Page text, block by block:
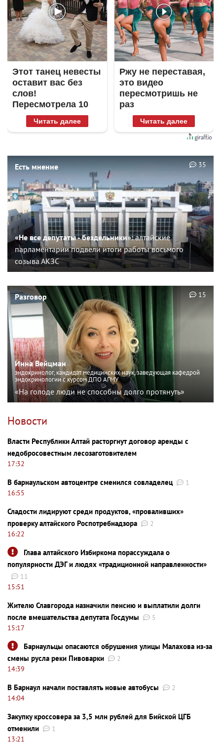
Этот танец невесты
оставит вас без
слов!
Пересмотрела 10
раз
Читать далее
Ржу не переставая,
это видео
пересмотришь не
раз
Читать далее
Есть мнение
«Не все депутаты - бездельники»:алтайские
парламентарии подвели итоги работы восьмого
созыва АКЗС
35
Разговор
Инна Вейцман
эндокринолог, кандидат медицинских наук, заведующая кафедрой
эндокринологии с курсом ДПО АГМУ
«На голоде люди не способны долго протянуть»
15
Новости
Власти Республики Алтай расторгнут договор аренды с
недобросовестным лесозаготовителем
17:32
В барнаульском автоцентре сменился совладелец
1
16:55
Сладости лидируют среди продуктов, «проваливших»
проверку алтайского Роспотребнадзора
2
16:22
Глава алтайского Избиркома порассуждала о
популярности ДЭГ и людях «традиционной направленности»
11
15:51
Жителю Славгорода назначили пенсию и выплатили долги
после вмешательства депутата Госдумы
5
15:17
Барнаульцы опасаются обрушения улицы Малахова из-за
смены русла реки Пивоварки
2
14:39
В Барнаул начали поставлять новые автобусы
2
14:04
Закупку кроссовера за 3,5 млн рублей для Бийской ЦГБ
отменили
1
13:21